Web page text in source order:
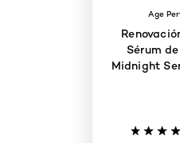
Age
Sérum
Midnight